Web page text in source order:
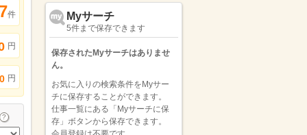
7件
円
円
Myサーチ
5件まで保存できます
保存されたMyサーチはありませ
ん。
お気に入りの検索条件をMyサー
チに保存することができます。
仕事一覧にある「Myサーチに保
存」ボタンから保存できます。